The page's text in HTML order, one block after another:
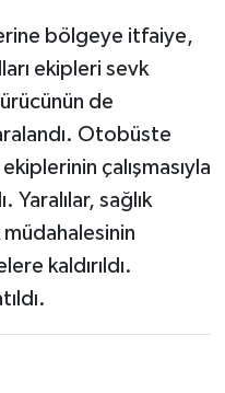
bölgeye itfaiye,
ekipleri sevk
de
Otobüste
çalışmasıyla
Yaralılar, sağlık
kaldırıldı.